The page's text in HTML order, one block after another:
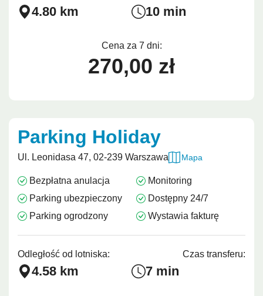
4.80 km 10 min
Cena za 7 dni:
270,00 zł
Parking Holiday
Ul. Leonidasa 47, 02-239 Warszawa Mapa
Bezpłatna anulacja
Parking ubezpieczony
Parking ogrodzony
Monitoring
Dostępny 24/7
Wystawia fakturę
Odległość od lotniska:
4.58 km
Czas transferu:
7 min